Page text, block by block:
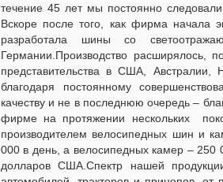
течение 45 лет мы постоянно
Вскоре после того, как фирма начала
разработала шины со
Германии.Производство расширялось,
представительства в США, Австралии,
благодаря постоянному
качеству и не в последнюю очередь –
фирме на протяжении нескольких
производителем велосипедных шин и
000 в день, а велосипедных камер – 250
долларов США.Спектр нашей